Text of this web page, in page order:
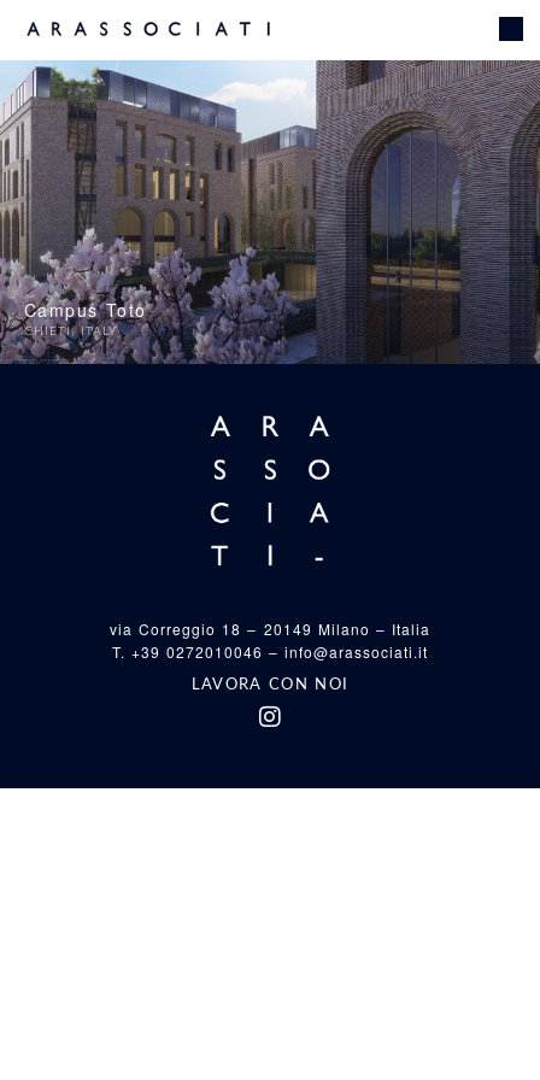
Campus Toto
CHIETI,ITALY
via Correggio 18 – 20149 Milano – Italia
T. +39 0272010046 –info@arassociati.it
LAVORA CON NOI